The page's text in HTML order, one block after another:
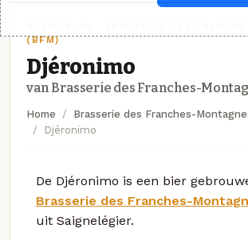
(BFM)
Djéronimo
van Brasserie des Franches-
Home
Brasserie des Franches-
Djéronimo
De Djéronimo is een bier
Brasserie des Franches-
uit Saignelégier.